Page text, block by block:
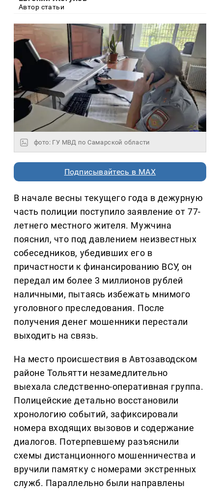
Автор статьи
фото: ГУ МВД по Самарской области
Подписывайтесь в MAX
В начале весны текущего года в дежурную
часть полиции поступило заявление от 77-
летнего местного жителя. Мужчина
пояснил, что под давлением неизвестных
собеседников, убедивших его в
причастности к финансированию ВСУ, он
передал им более 3 миллионов рублей
наличными, пытаясь избежать мнимого
уголовного преследования. После
получения денег мошенники перестали
выходить на связь.
На место происшествия в Автозаводском
районе Тольятти незамедлительно
выехала следственно-оперативная группа.
Полицейские детально восстановили
хронологию событий, зафиксировали
номера входящих вызовов и содержание
диалогов. Потерпевшему разъяснили
схемы дистанционного мошенничества и
вручили памятку с номерами экстренных
служб. Параллельно были направлены